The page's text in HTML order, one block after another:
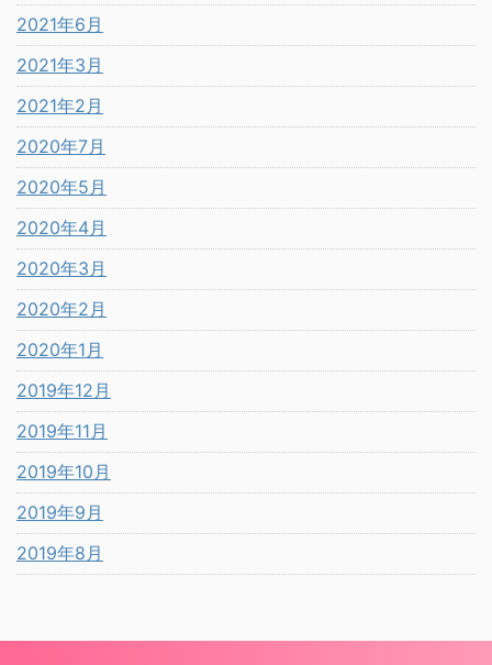
2021年6月
2021年3月
2021年2月
2020年7月
2020年5月
2020年4月
2020年3月
2020年2月
2020年1月
2019年12月
2019年11月
2019年10月
2019年9月
2019年8月